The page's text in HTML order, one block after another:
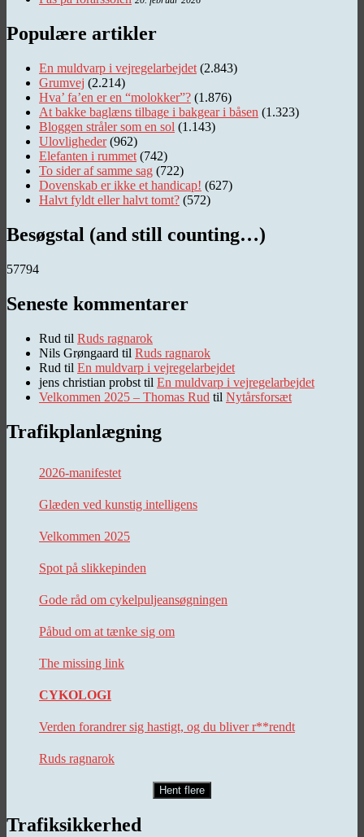
Populære artikler
En muldvarp i vejregelarbejdet (2.843)
Grumvej (2.214)
Hva’ fa’en er en “molokker”? (1.876)
At bakke baglæns tilbage i bakgear i båsen (1.323)
Bloggen stråler som en sol (1.143)
Ulovligheder (962)
Elefanten i rummet (742)
To sider af samme sag (722)
Dovenskab er ikke et handicap! (627)
Halvt fyldt eller halvt tomt? (572)
Besøgstal (and still counting…)
57794
Seneste kommentarer
Rud til Ruds ragnarok
Nils Grøngaard til Ruds ragnarok
Rud til En muldvarp i vejregelarbejdet
jens christian probst til En muldvarp i vejregelarbejdet
Velkommen 2025 – Thomas Rud til Nytårsforsæt
Trafikplanlægning
2026-manifestet
Glæden ved kunstig intelligens
Velkommen 2025
Spot på slikkepinden
Gode råd om cykelpuljeansøgningen
Påbud om at tænke sig om
The missing link
CYKOLOGI
Verden forandrer sig hastigt, og du bliver r**rendt
Ruds ragnarok
Hent flere
Trafiksikkerhed